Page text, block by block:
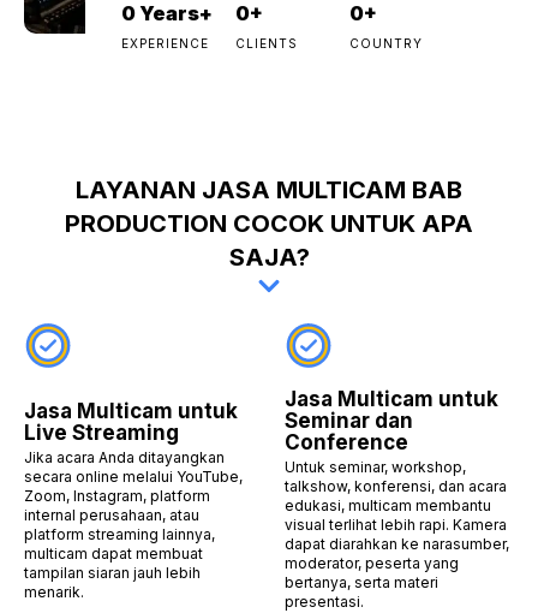
0Years+
EXPERIENCE
0+
CLIENTS
0+
COUNTRY
LAYANAN JASA MULTICAM BAB
PRODUCTION COCOK UNTUK APA
SAJA?
Jasa Multicam untuk
Live Streaming
Jika acara Anda ditayangkan
secara online melalui YouTube,
Zoom, Instagram, platform
internal perusahaan, atau
platform streaming lainnya,
multicam dapat membuat
tampilan siaran jauh lebih
menarik.
Jasa Multicam untuk
Seminar dan
Conference
Untuk seminar, workshop,
talkshow, konferensi, dan acara
edukasi, multicam membantu
visual terlihat lebih rapi. Kamera
dapat diarahkan ke narasumber,
moderator, peserta yang
bertanya, serta materi
presentasi.